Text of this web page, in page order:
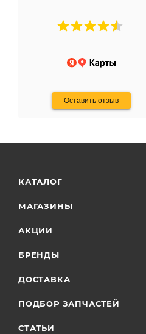
Оставить отзыв
Не понравились условия
и дают только на год)
КАТАЛОГ
МАГАЗИНЫ
АКЦИИ
БРЕНДЫ
ДОСТАВКА
ПОДБОР ЗАПЧАСТЕЙ
СТАТЬИ